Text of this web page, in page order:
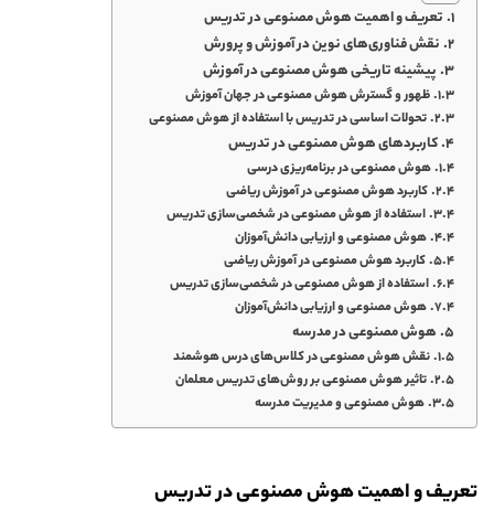
تعریف و اهمیت هوش مصنوعی در تدریس
نقش فناوری‌های نوین در آموزش و پرورش
پیشینه تاریخی هوش مصنوعی در آموزش
ظهور و گسترش هوش مصنوعی در جهان آموزش
تحولات اساسی در تدریس با استفاده از هوش مصنوعی
کاربردهای هوش مصنوعی در تدریس
هوش مصنوعی در برنامه‌ریزی درسی
کاربرد هوش مصنوعی در آموزش ریاضی
استفاده از هوش مصنوعی در شخصی‌سازی تدریس
هوش مصنوعی و ارزیابی دانش‌آموزان
کاربرد هوش مصنوعی در آموزش ریاضی
استفاده از هوش مصنوعی در شخصی‌سازی تدریس
هوش مصنوعی و ارزیابی دانش‌آموزان
هوش مصنوعی در مدرسه
نقش هوش مصنوعی در کلاس‌های درس هوشمند
تاثیر هوش مصنوعی بر روش‌های تدریس معلمان
هوش مصنوعی و مدیریت مدرسه
تعریف و اهمیت هوش مصنوعی در تدریس